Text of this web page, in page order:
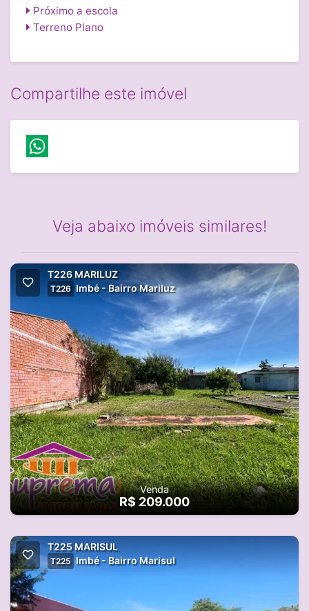
Próximo a escola
Terreno Plano
Compartilhe este imóvel
Veja abaixo imóveis similares!
T226 MARILUZ
T226 Imbé - Bairro Mariluz
Venda
R$ 209.000
T225 MARISUL
T225 Imbé - Bairro Marisul